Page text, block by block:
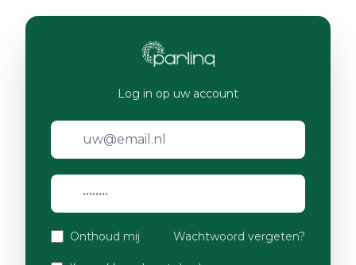
Log in op uw account
Onthoud mij Wachtwoord vergeten?